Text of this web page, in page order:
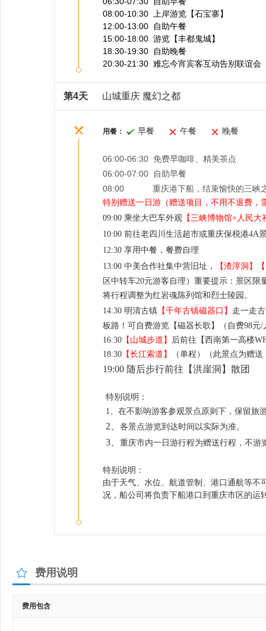
08:00-10:30 上岸游览【石宝寨】
12:00-13:00 自助午餐
15:00-18:00 游览【丰都鬼城】
18:30-19:30 自助晚餐
20:30-21:30 难忘今宵宾客互动告别联谊会
第4天 山城重庆 魔幻之都
用餐： 早餐 午餐 晚餐
06:00-06:30 免费早咖啡、精美茶点
06:00-07:00 自助早餐
08:00 重庆港下船，结束愉快的三峡
特别赠送一日游（赠送项目，不用不退费，
09:00 乘坐大巴车外观 【三峡博物馆+人民
10:00 前往老四川生活超市或重庆保税港4A
12:30 享用中餐，餐费自理
13:00 中美合作社集中营旧址，
【渣滓洞】
区中转车20元游客自理）重要提示：景区限
将行程调整为红岩魂陈列馆和烈士陵园。
14:30 明清古镇 【千年古镇磁器口】 走一走
板路！可自费游览【磁器长歌】（自费98元/
16:30 【山城步道】 后前往【西南第一高楼
18:30 【长江索道】 （单程）（此景点为赠
19:00 随后步行前往【洪崖洞】散团
特别说明：
1、在不影响游客参观景点原则下，保留旅
2、 各景点游览到达时间以实际为准。
3、 重庆市内一日游行程为赠送行程，不游
特别说明：
由于天气、水位、航道管制、港口通航等
况，船公司将负责下船港口到重庆市区的运
费用说明
费用包含